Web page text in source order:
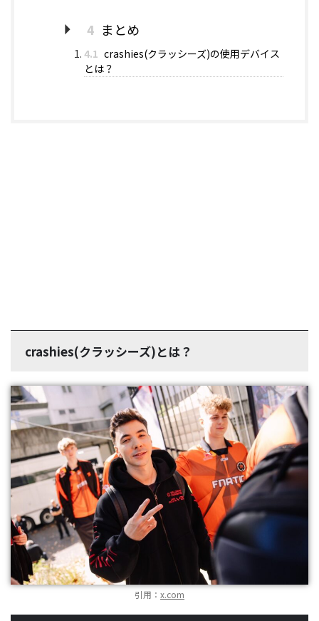
4 まとめ
4.1 crashies(クラッシーズ)の使用デバイス
とは？
crashies(クラッシーズ)とは？
引用： x.com